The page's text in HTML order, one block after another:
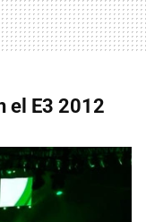
el E3 2012